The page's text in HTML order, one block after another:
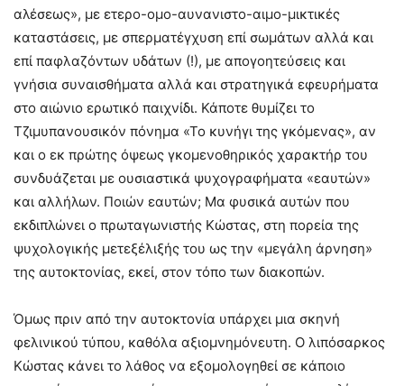
αλέσεως», με ετερο-ομο-αυνανιστο-αιμο-μικτικές
καταστάσεις, με σπερματέγχυση επί σωμάτων αλλά και
επί παφλαζόντων υδάτων (!), με απογοητεύσεις και
γνήσια συναισθήματα αλλά και στρατηγικά εφευρήματα
στο αιώνιο ερωτικό παιχνίδι. Κάποτε θυμίζει το
Τζιμυπανουσικόν πόνημα «Το κυνήγι της γκόμενας», αν
και ο εκ πρώτης όψεως γκομενοθηρικός χαρακτήρ του
συνδυάζεται με ουσιαστικά ψυχογραφήματα «εαυτών»
και αλλήλων. Ποιών εαυτών; Μα φυσικά αυτών που
εκδιπλώνει ο πρωταγωνιστής Κώστας, στη πορεία της
ψυχολογικής μετεξέλιξής του ως την «μεγάλη άρνηση»
της αυτοκτονίας, εκεί, στον τόπο των διακοπών.
Όμως πριν από την αυτοκτονία υπάρχει μια σκηνή
φελινικού τύπου, καθόλα αξιομνημόνευτη. Ο λιπόσαρκος
Κώστας κάνει το λάθος να εξομολογηθεί σε κάποιο